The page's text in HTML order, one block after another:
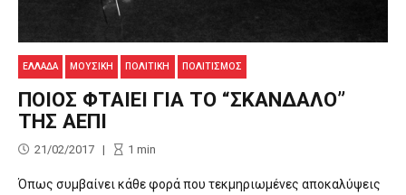
ΕΛΛΑΔΑ ΜΟΥΣΙΚΉ ΠΟΛΙΤΙΚΉ ΠΟΛΙΤΙΣΜΟΣ
ΠΟΙΟΣ ΦΤΑΙΕΙ ΓΙΑ ΤΟ “ΣΚΑΝΔΑΛΟ”
ΤΗΣ ΑΕΠΙ
21/02/2017 1 min
Όπως συμβαίνει κάθε φορά που τεκμηριωμένες αποκαλύψεις